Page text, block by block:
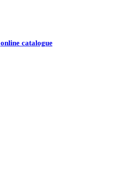
online catalogue